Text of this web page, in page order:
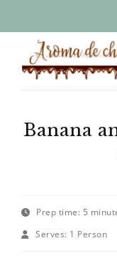
Banana
Prep time: 5
Serves: 1 Person